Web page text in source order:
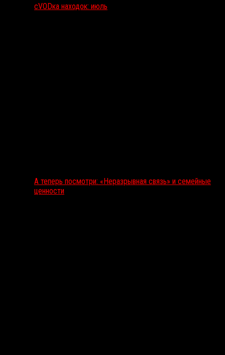
сVODка находок: июль
А теперь посмотри: «Неразрывная связь» и семейные
ценности